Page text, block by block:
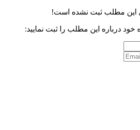
این مطلب ثبت نشده است!
خود درباره این مطلب را ثبت نمایید: